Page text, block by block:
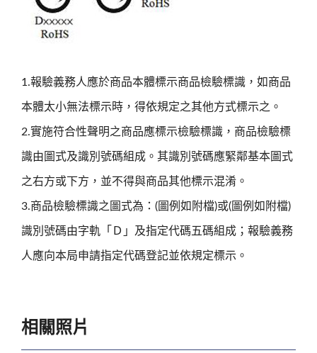
1.報驗義務人應於商品本體標示商品檢驗標識，如商品
本體太小無法標示時，得依規定之其他方式標示之。
2.實施符合性聲明之商品應標示檢驗標識，商品檢驗標
識由圖式及識別號碼組成。其識別號碼應緊鄰基本圖式
之右方或下方，並不得與商品其他標示混淆。
3.商品檢驗標識之圖式為：(圖例如附檔)或(圖例如附檔)
識別號碼由字軌「Ｄ」及指定代碼五碼組成；報驗義務
人應向本局申請指定代碼登記並依規定標示。
相關照片